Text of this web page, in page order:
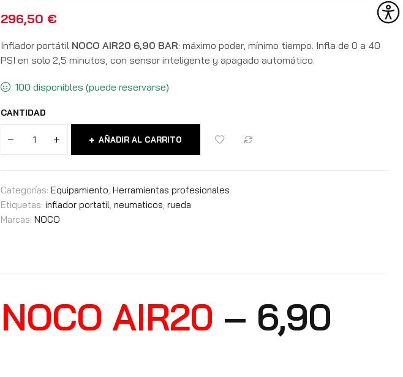
296,50 €
Inflador portátil NOCO AIR20 6,90 BAR: máximo poder, mínimo tiempo. Infla de 0 a 40
PSI en solo 2,5 minutos, con sensor inteligente y apagado automático.
100 disponibles (puede reservarse)
CANTIDAD
AÑADIR AL CARRITO
Categorías: Equipamiento, Herramientas profesionales
Etiquetas: inflador portatil, neumaticos, rueda
Marcas: NOCO
NOCO AIR20 – 6,90